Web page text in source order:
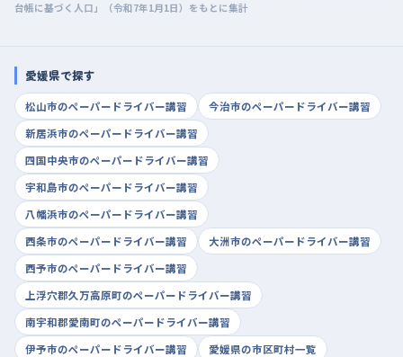
台帳に基づく人口」（令和7年1月1日）をもとに集計
愛媛県で探す
松山市のペーパードライバー講習
今治市のペーパードライバー講習
新居浜市のペーパードライバー講習
四国中央市のペーパードライバー講習
宇和島市のペーパードライバー講習
八幡浜市のペーパードライバー講習
西条市のペーパードライバー講習
大洲市のペーパードライバー講習
西予市のペーパードライバー講習
上浮穴郡久万高原町のペーパードライバー講習
南宇和郡愛南町のペーパードライバー講習
伊予市のペーパードライバー講習
愛媛県の市区町村一覧